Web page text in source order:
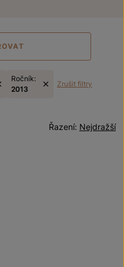
Ročník:
2013
Zrušit filtry
Nejdražší
Řazení: